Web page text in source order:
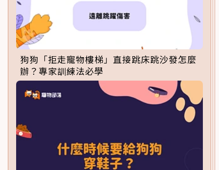
狗狗「拒走寵物樓梯」直接跳床跳沙發怎麼
辦？專家訓練法必學